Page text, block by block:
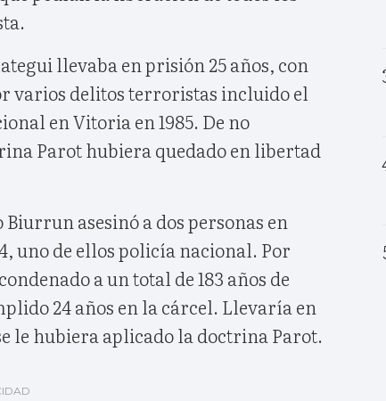
llevaba en prisión 25 años, con
varios delitos terroristas incluido el
en Vitoria en 1985. De no
Parot hubiera quedado en libertad
asesinó a dos personas en
uno de ellos policía nacional. Por
a un total de 183 años de
24 años en la cárcel. Llevaría en
le hubiera aplicado la doctrina Parot.